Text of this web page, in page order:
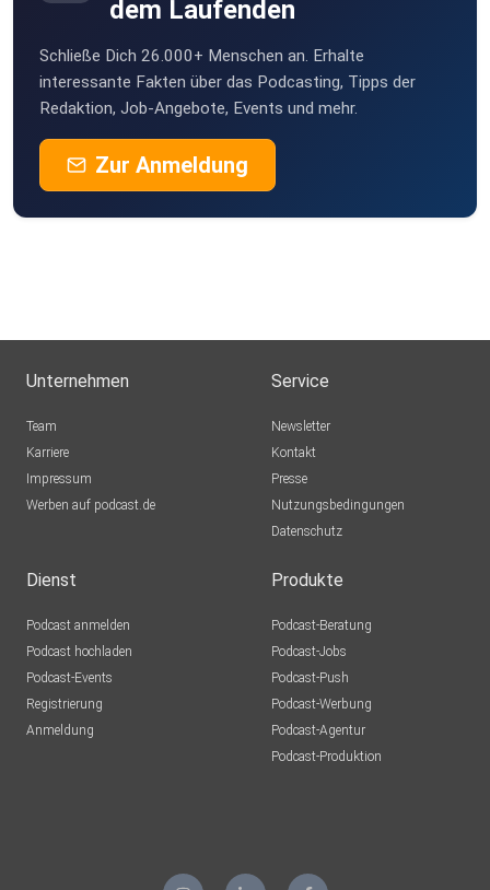
dem Laufenden
Schließe Dich 26.000+ Menschen an. Erhalte
interessante Fakten über das Podcasting, Tipps der
Redaktion, Job-Angebote, Events und mehr.
Zur Anmeldung
Unternehmen
Team
Karriere
Impressum
Werben auf podcast.de
Service
Newsletter
Kontakt
Presse
Nutzungsbedingungen
Datenschutz
Dienst
Podcast anmelden
Podcast hochladen
Podcast-Events
Registrierung
Anmeldung
Produkte
Podcast-Beratung
Podcast-Jobs
Podcast-Push
Podcast-Werbung
Podcast-Agentur
Podcast-Produktion